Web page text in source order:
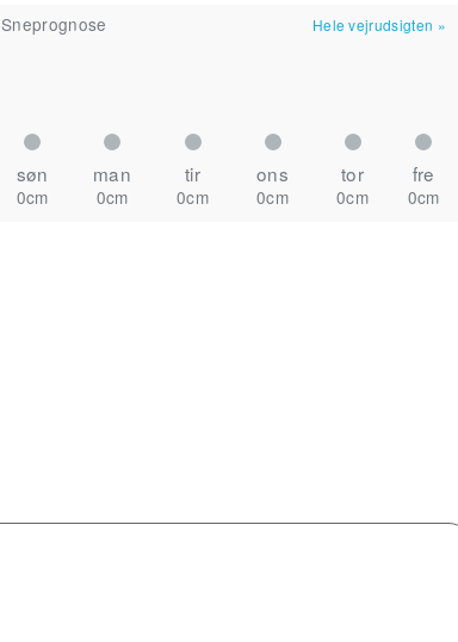
Sneprognose Hele vejrudsigten »
søn man tir ons tor fre
0cm 0cm 0cm 0cm 0cm 0cm